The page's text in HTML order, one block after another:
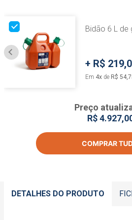
Bidão 6 L de
+ R$
Em 4x de R$
Preço
R$
COMPRAR
DETALHES DO PRODUTO